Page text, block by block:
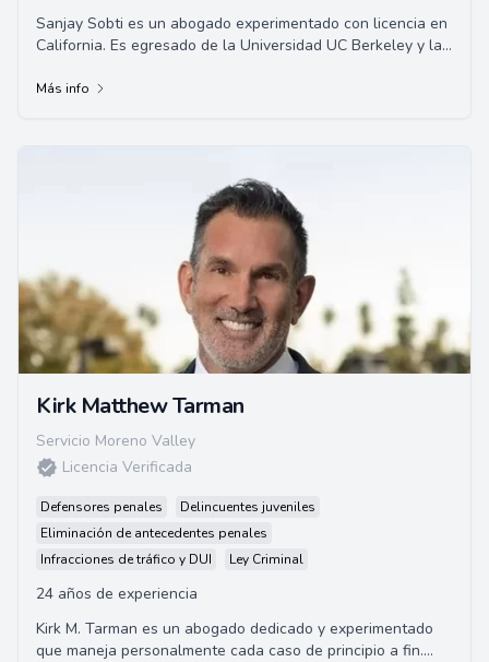
Sanjay Sobti es un abogado experimentado con licencia en
California. Es egresado de la Universidad UC Berkeley y la
Más info
Kirk Matthew Tarman
Servicio Moreno Valley
Licencia Verificada
Defensores penales
Delincuentes juveniles
Eliminación de antecedentes penales
Infracciones de tráfico y DUI
Ley Criminal
24 años de experiencia
Kirk M. Tarman es un abogado dedicado y experimentado
que maneja personalmente cada caso de principio a fin.